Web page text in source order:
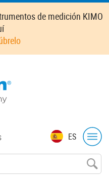
de medición KIMO
ES